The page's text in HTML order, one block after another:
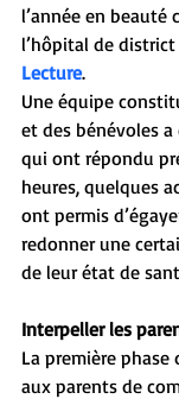
l’année en beauté
l’hôpital de
Lecture.
Une équipe
et des bénévoles
qui ont répondu
heures, quelques
ont permis
redonner une
de leur état de
Interpeller les
La première
aux parents de